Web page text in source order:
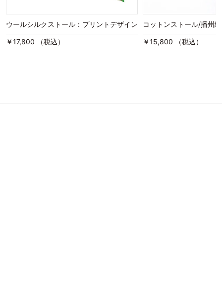
ウールシルクストール：プリントデザイン
￥17,800 （税込）
コットンストール/播州織
￥15,800 （税込）